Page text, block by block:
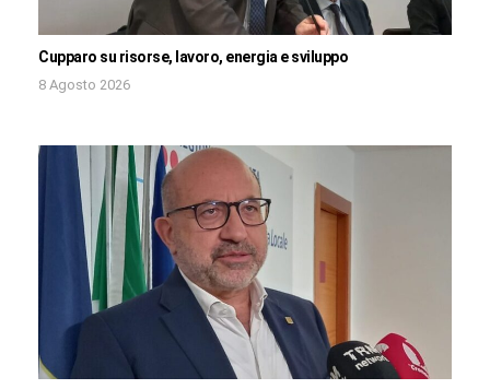
Cupparo su risorse, lavoro, energia e sviluppo
8 Agosto 2026